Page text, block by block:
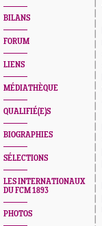
BILANS
FORUM
LIENS
MÉDIATHÈQUE
QUALIFIÉ(E)S
BIOGRAPHIES
SÉLECTIONS
LES INTERNATIONAUX
DU FCM 1893
PHOTOS